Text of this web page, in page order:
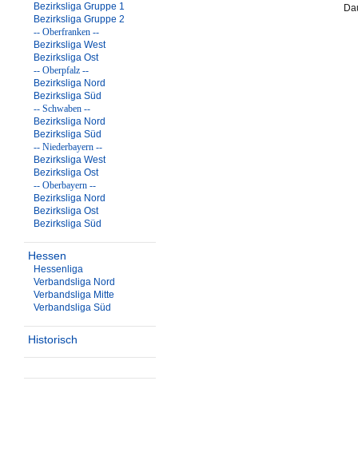
Bezirksliga Gruppe 1
Bezirksliga Gruppe 2
-- Oberfranken --
Bezirksliga West
Bezirksliga Ost
-- Oberpfalz --
Bezirksliga Nord
Bezirksliga Süd
-- Schwaben --
Bezirksliga Nord
Bezirksliga Süd
-- Niederbayern --
Bezirksliga West
Bezirksliga Ost
-- Oberbayern --
Bezirksliga Nord
Bezirksliga Ost
Bezirksliga Süd
Hessen
Hessenliga
Verbandsliga Nord
Verbandsliga Mitte
Verbandsliga Süd
Historisch